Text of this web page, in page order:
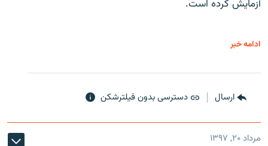
آزمایش کرده است.
ادامه خبر
ارسال دسترسی بدون فیلترشکن
مرداد ۲۰, ۱۳۹۷